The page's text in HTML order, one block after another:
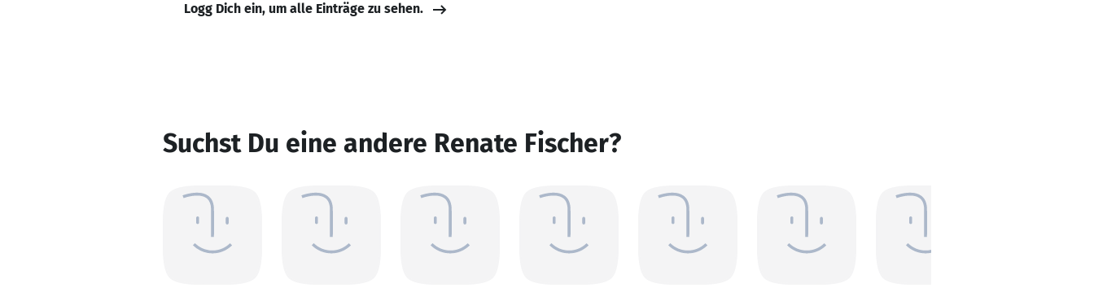
Logg Dich ein, um alle Einträge zu sehen.
Suchst Du eine andere Renate Fischer?